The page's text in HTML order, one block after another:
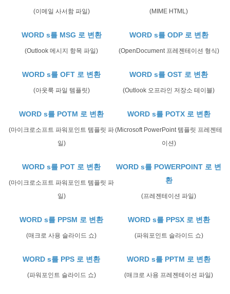
(이메일 사서함 파일) (MIME HTML)
WORD s를 MSG 로 변환
(Outlook 메시지 항목 파일)
WORD s를 ODP 로 변환
(OpenDocument 프레젠테이션 형식)
WORD s를 OFT 로 변환
(아웃룩 파일 템플릿)
WORD s를 OST 로 변환
(Outlook 오프라인 저장소 테이블)
WORD s를 POTM 로 변환
(마이크로소프트 파워포인트 템플릿 파
일)
WORD s를 POTX 로 변환
(Microsoft PowerPoint 템플릿 프레젠테
이션)
WORD s를 POT 로 변환
(마이크로소프트 파워포인트 템플릿 파
일)
WORD s를 POWERPOINT 로 변
환
(프레젠테이션 파일)
WORD s를 PPSM 로 변환
(매크로 사용 슬라이드 쇼)
WORD s를 PPSX 로 변환
(파워포인트 슬라이드 쇼)
WORD s를 PPS 로 변환
(파워포인트 슬라이드 쇼)
WORD s를 PPTM 로 변환
(매크로 사용 프레젠테이션 파일)